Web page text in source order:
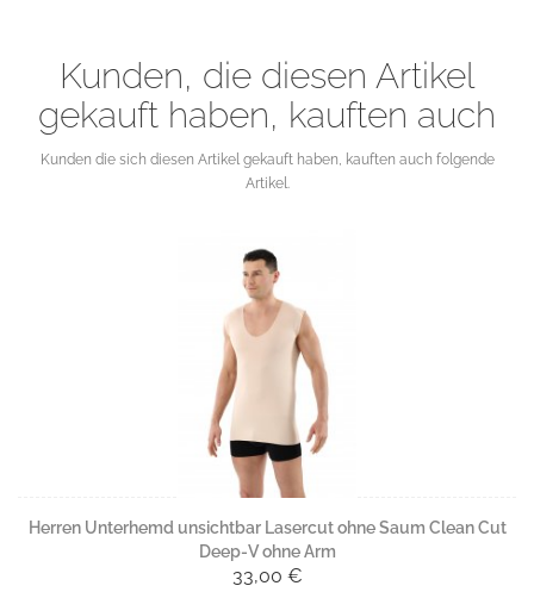
Kunden, die diesen Artikel
gekauft haben, kauften auch
Kunden die sich diesen Artikel gekauft haben, kauften auch folgende
Artikel.
Herren Unterhemd unsichtbar Lasercut ohne Saum Clean Cut
Deep-V ohne Arm
33,00 €